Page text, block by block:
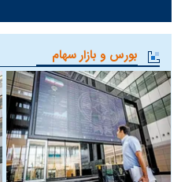
بورس و بازار سهام